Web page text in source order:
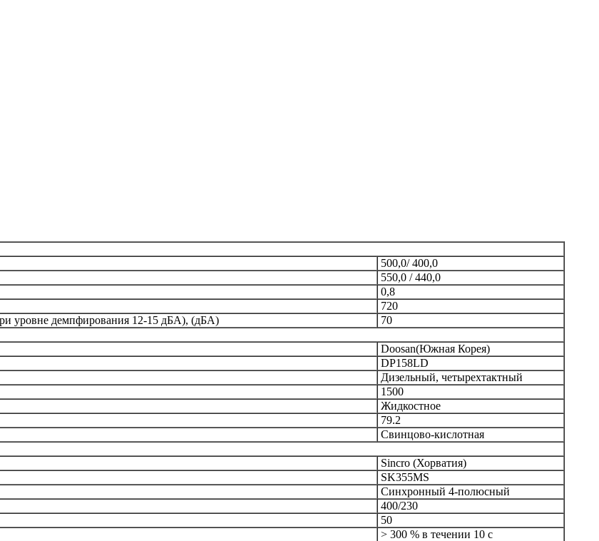
500,0/ 400,0
550,0 / 440,0
0,8
720
уровне демпфирования 12-15 дБА), (дБА)
70
Doosan(Южная Корея)
DP158LD
Дизельный, четырехтактный
1500
Жидкостное
79.2
Cвинцово-кислотная
Sincro (Хорватия)
SK355MS
Синхронный 4-полюсный
400/230
50
> 300 % в течении 10 с